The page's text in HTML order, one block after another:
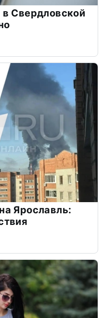
в Свердловской
Ярославль: